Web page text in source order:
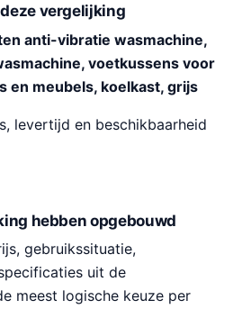
vergelijking
anti-vibratie wasmachine,
voetkussens voor
en meubels, koelkast, grijs
levertijd en beschikbaarheid
hebben opgebouwd
gebruikssituatie,
uit de
meest logische keuze per